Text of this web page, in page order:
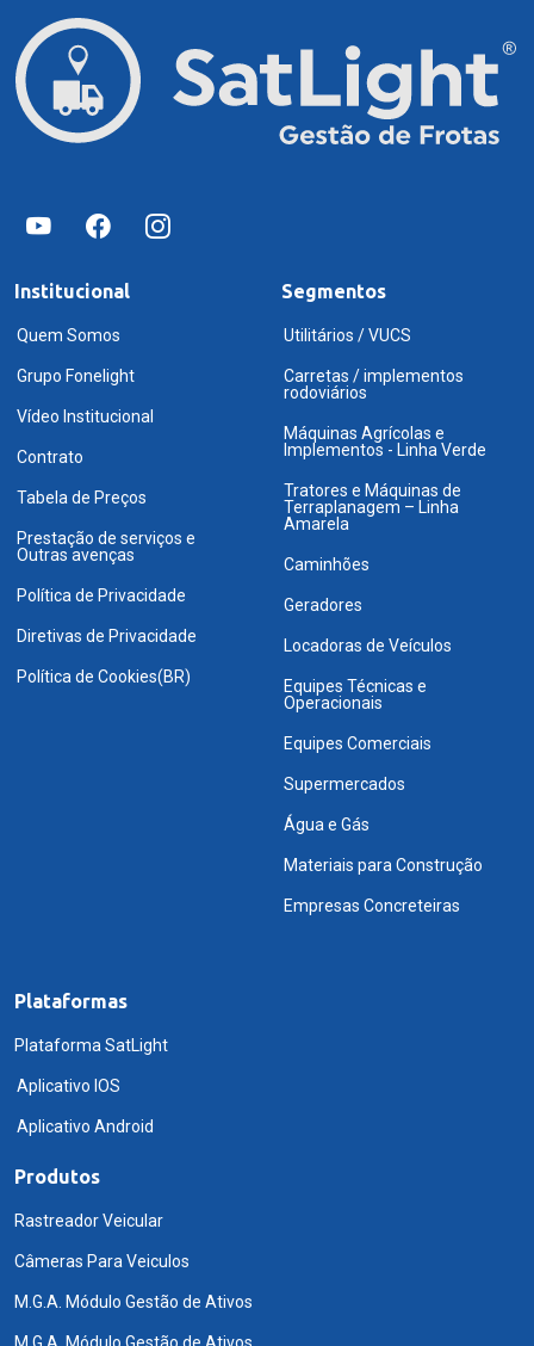
Institucional
Quem Somos
Grupo Fonelight
Vídeo Institucional
Contrato
Tabela de Preços
Prestação de serviços e
Outras avenças
Política de Privacidade
Diretivas de Privacidade
Política de Cookies(BR)
Segmentos
Utilitários / VUCS
Carretas / implementos
rodoviários
Máquinas Agrícolas e
Implementos - Linha Verde
Tratores e Máquinas de
Terraplanagem – Linha
Amarela
Caminhões
Geradores
Locadoras de Veículos
Equipes Técnicas e
Operacionais
Equipes Comerciais
Supermercados
Água e Gás
Materiais para Construção
Empresas Concreteiras
Plataformas
Plataforma SatLight
Aplicativo IOS
Aplicativo Android
Produtos
Rastreador Veicular
Câmeras Para Veiculos
M.G.A. Módulo Gestão de Ativos